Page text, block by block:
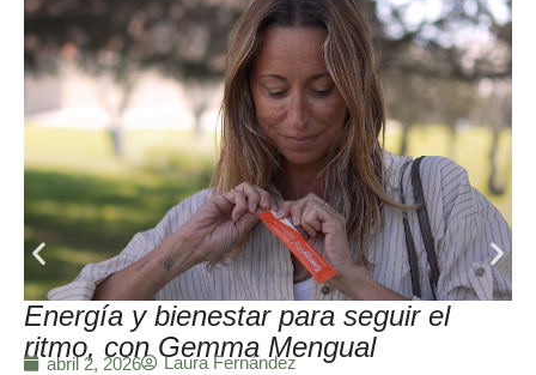
Energía y bienestar para seguir el
ritmo, con Gemma Mengual
abril 2, 2026 Laura Fernández